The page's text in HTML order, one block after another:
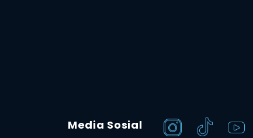
Media Sosial